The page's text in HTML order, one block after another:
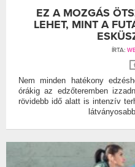
EZ A MOZGÁS
LEHET, MINT A
ÍRTA:
Nem minden hatékony
órákig az edzőteremben
rövidebb idő alatt is intenzív